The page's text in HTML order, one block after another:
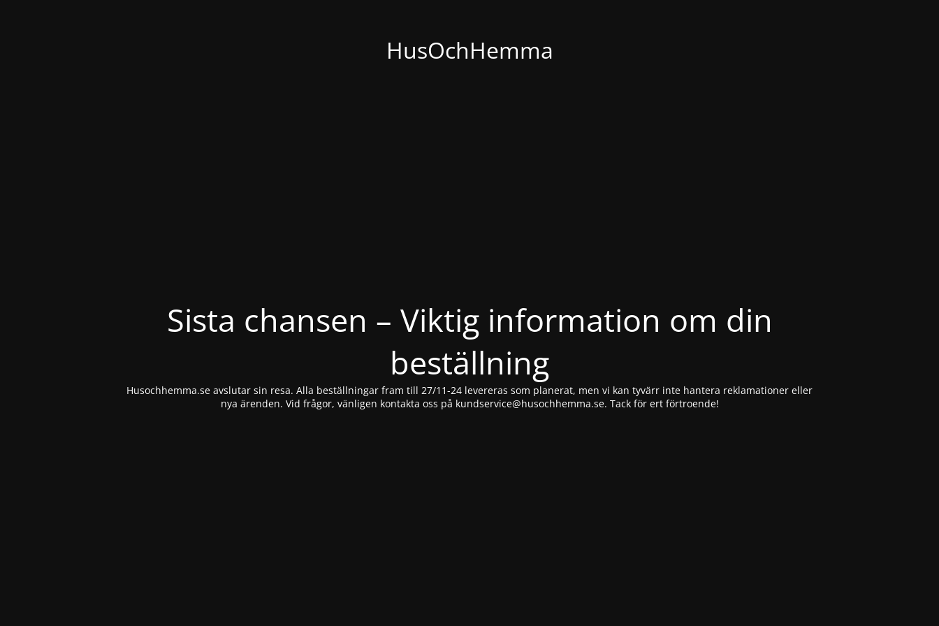
HusOchHemma
Sista chansen – Viktig information om din
beställning
Husochhemma.se avslutar sin resa. Alla beställningar fram till 27/11-24 levereras som planerat, men vi kan tyvärr inte hantera reklamationer eller
nya ärenden. Vid frågor, vänligen kontakta oss på kundservice@husochhemma.se. Tack för ert förtroende!